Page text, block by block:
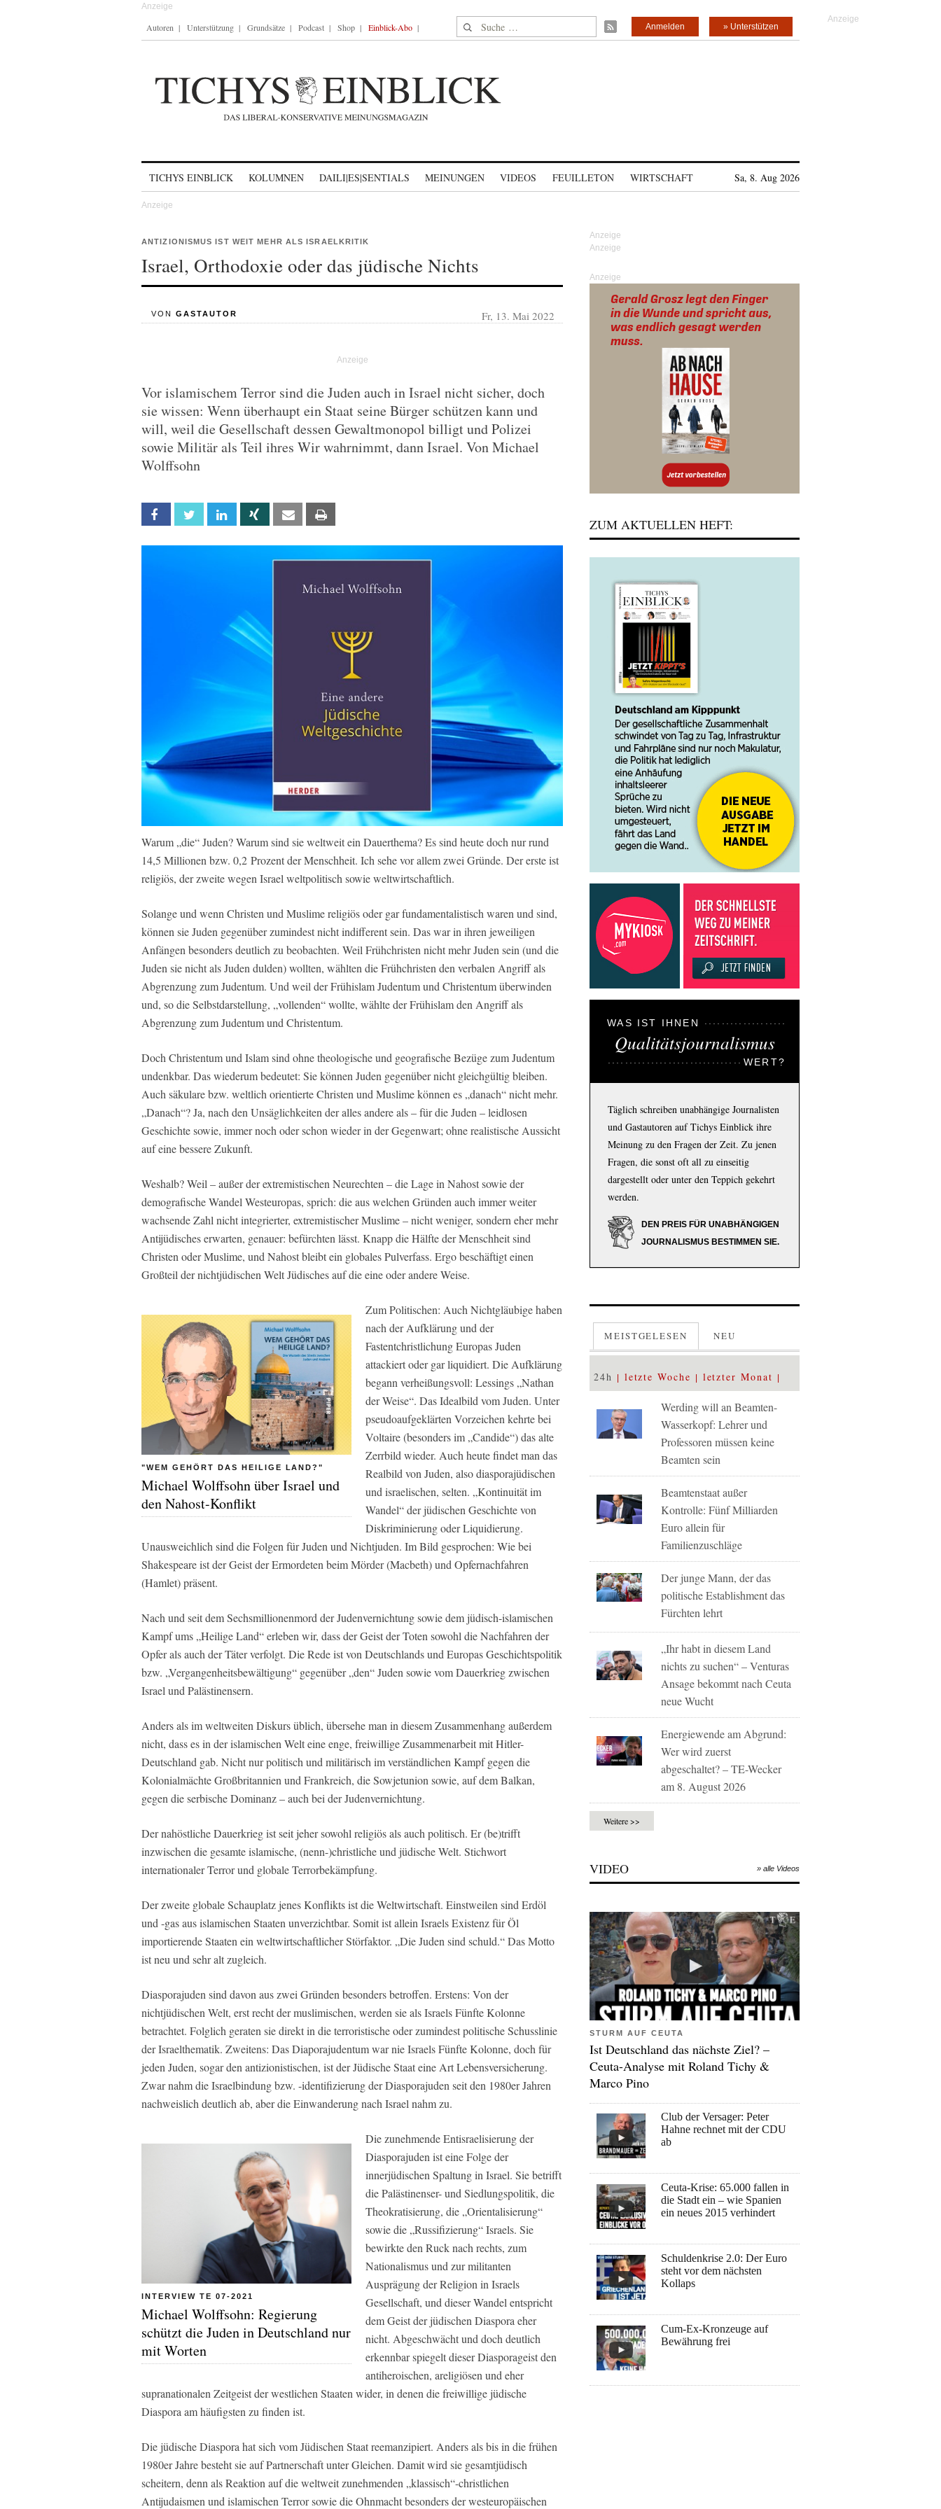
Autoren Unterstützung Grundsätze Podcast Shop Einblick-Abo Suche nach: » Unterstützen
Anmelden
TICHYS EINBLICK KOLUMNEN DAILI|ES|SENTIALS MEINUNGEN VIDEOS FEUILLETON WIRTSCHAFT Sa, 8. Aug 2026
ANTIZIONISMUS IST WEIT MEHR ALS ISRAELKRITIK
Israel, Orthodoxie oder das jüdische Nichts
VON GASTAUTOR Fr, 13. Mai 2022
Vor islamischem Terror sind die Juden auch in Israel nicht sicher, doch
sie wissen: Wenn überhaupt ein Staat seine Bürger schützen kann und
will, weil die Gesellschaft dessen Gewaltmonopol billigt und Polizei
sowie Militär als Teil ihres Wir wahrnimmt, dann Israel. Von Michael
Wolffsohn
Facebook Twitter Linkedin Xing Email
Warum „die“ Juden? Warum sind sie weltweit ein Dauerthema? Es sind heute doch nur rund
14,5 Millionen bzw. 0,2 Prozent der Menschheit. Ich sehe vor allem zwei Gründe. Der erste ist
religiös, der zweite wegen Israel weltpolitisch sowie weltwirtschaftlich.
Solange und wenn Christen und Muslime religiös oder gar fundamentalistisch waren und sind,
können sie Juden gegenüber zumindest nicht indifferent sein. Das war in ihren jeweiligen
Anfängen besonders deutlich zu beobachten. Weil Frühchristen nicht mehr Juden sein (und die
Juden sie nicht als Juden dulden) wollten, wählten die Frühchristen den verbalen Angriff als
Abgrenzung zum Judentum. Und weil der Frühislam Judentum und Christentum überwinden
und, so die Selbstdarstellung, „vollenden“ wollte, wählte der Frühislam den Angriff als
Abgrenzung zum Judentum und Christentum.
Doch Christentum und Islam sind ohne theologische und geografische Bezüge zum Judentum
undenkbar. Das wiederum bedeutet: Sie können Juden gegenüber nicht gleichgültig bleiben.
Auch säkulare bzw. weltlich orientierte Christen und Muslime können es „danach“ nicht mehr.
„Danach“? Ja, nach den Unsäglichkeiten der alles andere als – für die Juden – leidlosen
Geschichte sowie, immer noch oder schon wieder in der Gegenwart; ohne realistische Aussicht
auf eine bessere Zukunft.
Weshalb? Weil – außer der extremistischen Neurechten – die Lage in Nahost sowie der
demografische Wandel Westeuropas, sprich: die aus welchen Gründen auch immer weiter
wachsende Zahl nicht integrierter, extremistischer Muslime – nicht weniger, sondern eher mehr
Antijüdisches erwarten, genauer: befürchten lässt. Knapp die Hälfte der Menschheit sind
Christen oder Muslime, und Nahost bleibt ein globales Pulverfass. Ergo beschäftigt einen
Großteil der nichtjüdischen Welt Jüdisches auf die eine oder andere Weise.
"WEM GEHÖRT DAS HEILIGE LAND?"
Michael Wolffsohn über Israel und
den Nahost-Konflikt
Zum Politischen: Auch Nichtgläubige haben
nach der Aufklärung und der
Fastentchristlichung Europas Juden
attackiert oder gar liquidiert. Die Aufklärung
begann verheißungsvoll: Lessings „Nathan
der Weise“. Das Idealbild vom Juden. Unter
pseudoaufgeklärten Vorzeichen kehrte bei
Voltaire (besonders im „Candide“) das alte
Zerrbild wieder. Auch heute findet man das
Realbild von Juden, also diasporajüdischen
und israelischen, selten. „Kontinuität im
Wandel“ der jüdischen Geschichte von
Diskriminierung oder Liquidierung.
Unausweichlich sind die Folgen für Juden und Nichtjuden. Im Bild gesprochen: Wie bei
Shakespeare ist der Geist der Ermordeten beim Mörder (Macbeth) und Opfernachfahren
(Hamlet) präsent.
Nach und seit dem Sechsmillionenmord der Judenvernichtung sowie dem jüdisch-islamischen
Kampf ums „Heilige Land“ erleben wir, dass der Geist der Toten sowohl die Nachfahren der
Opfer als auch der Täter verfolgt. Die Rede ist von Deutschlands und Europas Geschichtspolitik
bzw. „Vergangenheitsbewältigung“ gegenüber „den“ Juden sowie vom Dauerkrieg zwischen
Israel und Palästinensern.
Anders als im weltweiten Diskurs üblich, übersehe man in diesem Zusammenhang außerdem
nicht, dass es in der islamischen Welt eine enge, freiwillige Zusammenarbeit mit Hitler-
Deutschland gab. Nicht nur politisch und militärisch im verständlichen Kampf gegen die
Kolonialmächte Großbritannien und Frankreich, die Sowjetunion sowie, auf dem Balkan,
gegen die serbische Dominanz – auch bei der Judenvernichtung.
Der nahöstliche Dauerkrieg ist seit jeher sowohl religiös als auch politisch. Er (be)trifft
inzwischen die gesamte islamische, (nenn-)christliche und jüdische Welt. Stichwort
internationaler Terror und globale Terrorbekämpfung.
Der zweite globale Schauplatz jenes Konflikts ist die Weltwirtschaft. Einstweilen sind Erdöl
und -gas aus islamischen Staaten unverzichtbar. Somit ist allein Israels Existenz für Öl
importierende Staaten ein weltwirtschaftlicher Störfaktor. „Die Juden sind schuld.“ Das Motto
ist neu und sehr alt zugleich.
Diasporajuden sind davon aus zwei Gründen besonders betroffen. Erstens: Von der
nichtjüdischen Welt, erst recht der muslimischen, werden sie als Israels Fünfte Kolonne
betrachtet. Folglich geraten sie direkt in die terroristische oder zumindest politische Schusslinie
der Israelthematik. Zweitens: Das Diaporajudentum war nie Israels Fünfte Kolonne, doch für
jeden Juden, sogar den antizionistischen, ist der Jüdische Staat eine Art Lebensversicherung.
Zwar nahm die Israelbindung bzw. -identifizierung der Diasporajuden seit den 1980er Jahren
nachweislich deutlich ab, aber die Einwanderung nach Israel nahm zu.
INTERVIEW TE 07-2021
Michael Wolffsohn: Regierung
schützt die Juden in Deutschland nur
mit Worten
Die zunehmende Entisraelisierung der
Diasporajuden ist eine Folge der
innerjüdischen Spaltung in Israel. Sie betrifft
die Palästinenser- und Siedlungspolitik, die
Theokratisierung, die „Orientalisierung“
sowie die „Russifizierung“ Israels. Sie
bewirkte den Ruck nach rechts, zum
Nationalismus und zur militanten
Ausprägung der Religion in Israels
Gesellschaft, und dieser Wandel entspricht
dem Geist der jüdischen Diaspora eher
nicht. Abgeschwächt und doch deutlich
erkennbar spiegelt dieser Diasporageist den
antiheroischen, areligiösen und eher
supranationalen Zeitgeist der westlichen Staaten wider, in denen die freiwillige jüdische
Diaspora am häufigsten zu finden ist.
Die jüdische Diaspora hat sich vom Jüdischen Staat reemanzipiert. Anders als bis in die frühen
1980er Jahre besteht sie auf Partnerschaft unter Gleichen. Damit wird sie gesamtjüdisch
scheitern, denn als Reaktion auf die weltweit zunehmenden „klassisch“-christlichen
Antijudaismen und islamischen Terror sowie die Ohnmacht besonders der westeuropäischen
Anzeige
ZUM AKTUELLEN HEFT:
WAS IST IHNEN
Qualitätsjournalismus
WERT?
Täglich schreiben unabhängige Journalisten
und Gastautoren auf Tichys Einblick ihre
Meinung zu den Fragen der Zeit. Zu jenen
Fragen, die sonst oft all zu einseitig
dargestellt oder unter den Teppich gekehrt
werden.
DEN PREIS FÜR UNABHÄNGIGEN
JOURNALISMUS BESTIMMEN SIE.
MEISTGELESEN NEU
24h letzte Woche letzter Monat
Werding will an Beamten-
Wasserkopf: Lehrer und
Professoren müssen keine
Beamten sein
Beamtenstaat außer
Kontrolle: Fünf Milliarden
Euro allein für
Familienzuschläge
Der junge Mann, der das
politische Establishment das
Fürchten lehrt
„Ihr habt in diesem Land
nichts zu suchen“ – Venturas
Ansage bekommt nach Ceuta
neue Wucht
Energiewende am Abgrund:
Wer wird zuerst
abgeschaltet? – TE-Wecker
am 8. August 2026
Weitere >>
VIDEO » alle Videos
STURM AUF CEUTA
Ist Deutschland das nächste Ziel? –
Ceuta-Analyse mit Roland Tichy &
Marco Pino
Club der Versager: Peter
Hahne rechnet mit der CDU
ab
Ceuta-Krise: 65.000 fallen in
die Stadt ein – wie Spanien
ein neues 2015 verhindert
Schuldenkrise 2.0: Der Euro
steht vor dem nächsten
Kollaps
Cum-Ex-Kronzeuge auf
Bewährung frei